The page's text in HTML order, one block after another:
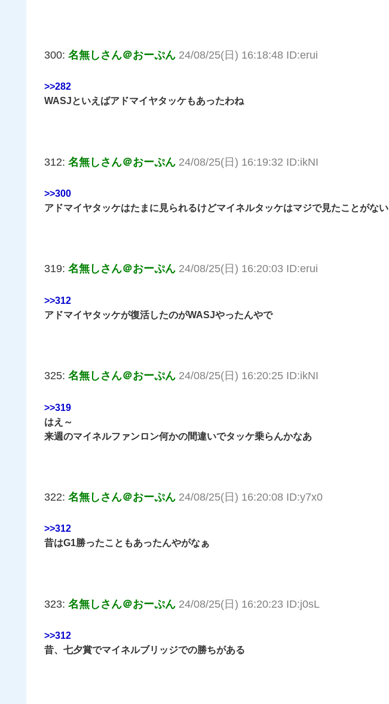
300: 名無しさん＠おーぷん 24/08/25(日) 16:18:48 ID:erui
>>282
WASJといえばアドマイヤタッケもあったわね
312: 名無しさん＠おーぷん 24/08/25(日) 16:19:32 ID:ikNI
>>300
アドマイヤタッケはたまに見られるけどマイネルタッケはマジで見たことがない
319: 名無しさん＠おーぷん 24/08/25(日) 16:20:03 ID:erui
>>312
アドマイヤタッケが復活したのがWASJやったんやで
325: 名無しさん＠おーぷん 24/08/25(日) 16:20:25 ID:ikNI
>>319
はえ～
来週のマイネルファンロン何かの間違いでタッケ乗らんかなあ
322: 名無しさん＠おーぷん 24/08/25(日) 16:20:08 ID:y7x0
>>312
昔はG1勝ったこともあったんやがなぁ
323: 名無しさん＠おーぷん 24/08/25(日) 16:20:23 ID:j0sL
>>312
昔、七夕賞でマイネルブリッジでの勝ちがある